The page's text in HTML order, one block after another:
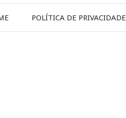
POLÍTICA DE PRIVACIDADE